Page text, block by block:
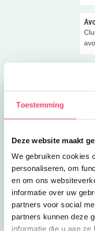
Toestemming
Deze website maakt
We gebruiken cookies
personaliseren, om
en om ons
informatie over uw
partners voor social
partners kunnen deze
informatie die u aan